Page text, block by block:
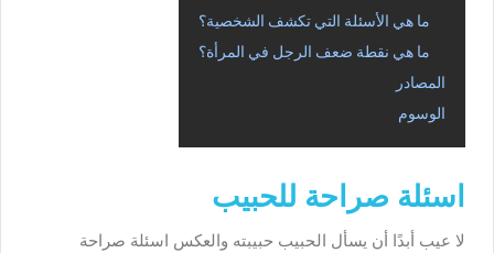
ما هي الأسئلة التي تكشف الشخصية؟
ما هي نقطة ضعف الرجل في المرأة؟
المصادر
الوسوم
اسئلة صراحة للحبيب
لا عيب أبدًا أن يسأل الحبيب حبيبته والعكس اسئلة صراحة